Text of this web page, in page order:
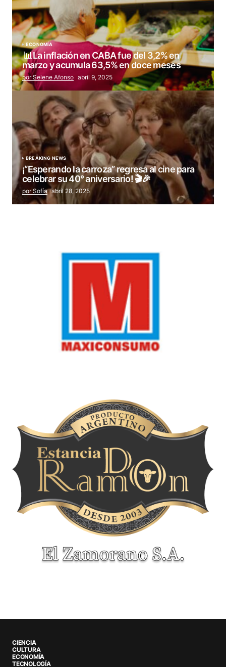
ECONOMÍA
📊La inflación en CABA fue del 3,2% en
marzo y acumula 63,5% en doce meses
por Selene Afonso abril 9, 2025
BREAKING NEWS
¡“Esperando la carroza” regresa al cine para
celebrar su 40° aniversario! 🎬🎉
por Sofía abril 28, 2025
CIENCIA
CULTURA
ECONOMÍA
TECNOLOGÍA